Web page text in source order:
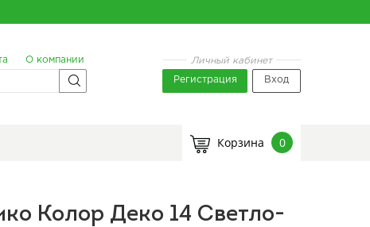
О компании Личный кабинет
Регистрация Вход
Корзина 0
Колор Деко 14 Светло-